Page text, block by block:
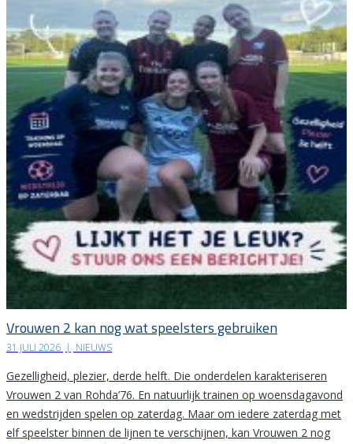
Vrouwen 2 kan nog wat speelsters gebruiken
31 JULI 2026 | NIEUWS
Gezelligheid, plezier, derde helft. Die onderdelen karakteriseren
Vrouwen 2 van Rohda’76. En natuurlijk trainen op woensdagavond
en wedstrijden spelen op zaterdag. Maar om iedere zaterdag met
elf speelster binnen de lijnen te verschijnen, kan Vrouwen 2 nog